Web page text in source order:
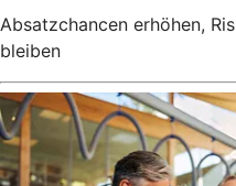
Absatzchancen erhöhen,
bleiben